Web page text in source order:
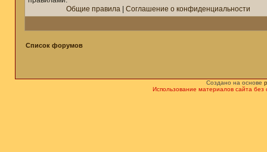
Общие правила
Соглашение о конфиденциальности
Список форумов
Создано на основе
Использование материалов сайта